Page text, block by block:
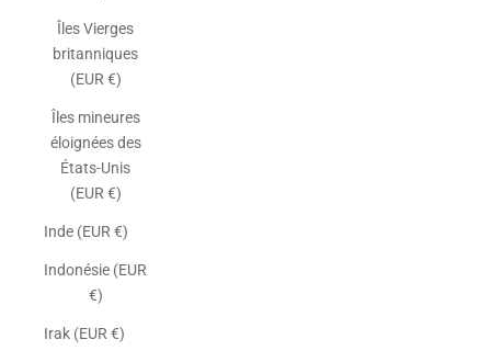
Îles Vierges
britanniques
(EUR €)
Îles mineures
éloignées des
États-Unis
(EUR €)
Inde (EUR €)
Indonésie (EUR
€)
Irak (EUR €)